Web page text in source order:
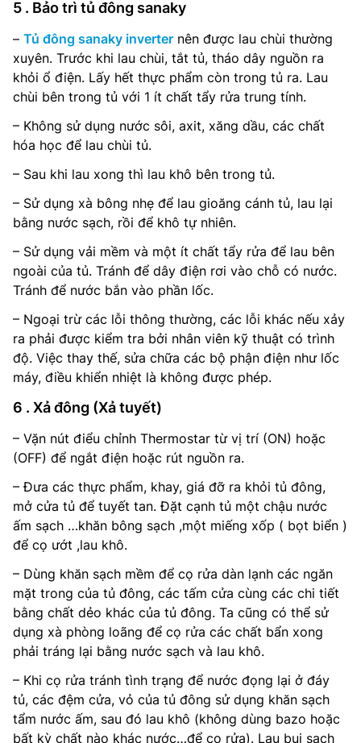
5 . Bảo trì tủ đông sanaky
– Tủ đông sanaky inverter nên được lau chùi thường
xuyên. Trước khi lau chùi, tắt tủ, tháo dây nguồn ra
khỏi ổ điện. Lấy hết thực phẩm còn trong tủ ra. Lau
chùi bên trong tủ với 1 ít chất tẩy rửa trung tính.
– Không sử dụng nước sôi, axit, xăng dầu, các chất
hóa học để lau chùi tủ.
– Sau khi lau xong thì lau khô bên trong tủ.
– Sử dụng xà bông nhẹ để lau gioăng cánh tủ, lau lại
bằng nước sạch, rồi để khô tự nhiên.
– Sử dụng vải mềm và một ít chất tẩy rửa để lau bên
ngoài của tủ. Tránh để dây điện rơi vào chỗ có nước.
Tránh để nước bắn vào phần lốc.
– Ngoại trừ các lỗi thông thường, các lỗi khác nếu xảy
ra phải được kiểm tra bởi nhân viên kỹ thuật có trình
độ. Việc thay thế, sửa chữa các bộ phận điện như lốc
máy, điều khiển nhiệt là không được phép.
6 . Xả đông (Xả tuyết)
– Vặn nút điểu chỉnh Thermostar từ vị trí (ON) hoặc
(OFF) để ngắt điện hoặc rút nguồn ra.
– Đưa các thực phẩm, khay, giá đỡ ra khỏi tủ đông,
mở cửa tủ để tuyết tan. Đặt cạnh tủ một chậu nước
ấm sạch …khăn bông sạch ,một miếng xốp ( bọt biển )
để cọ ướt ,lau khô.
– Dùng khăn sạch mềm để cọ rửa dàn lạnh các ngăn
mặt trong của tủ đông, các tấm cửa cùng các chi tiết
bằng chất dẻo khác của tủ đông. Ta cũng có thể sử
dụng xà phòng loãng để cọ rửa các chất bẩn xong
phải tráng lại bằng nước sạch và lau khô.
– Khi cọ rửa tránh tình trạng để nước đọng lại ở đáy
tủ, các đệm cửa, vỏ của tủ đông sử dụng khăn sạch
tẩm nước ấm, sau đó lau khô (không dùng bazo hoặc
bất kỳ chất nào khác nước…để cọ rửa). Lau bụi sạch